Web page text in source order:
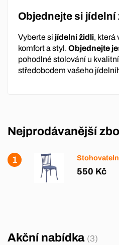
Objednejte si
Vyberte si jídelní židli, která
komfort a styl. Objednejte
pohodlné stolování u
středobodem vašeho
Nejprodávanější
550 Kč
Akční nabídka (3)